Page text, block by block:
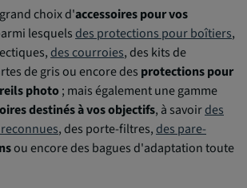
choix d'accessoires pour vos
lesquels des protections pour boîtiers,
des courroies, des kits de
de gris ou encore des protections pour
photo; mais également une gamme
destinés à vos objectifs, à savoirdes
, des porte-filtres, des pare-
ou encore des bagues d'adaptation toute